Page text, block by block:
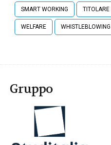
SMART WORKING TITOLARE
WELFARE WHISTLEBLOWING
Gruppo